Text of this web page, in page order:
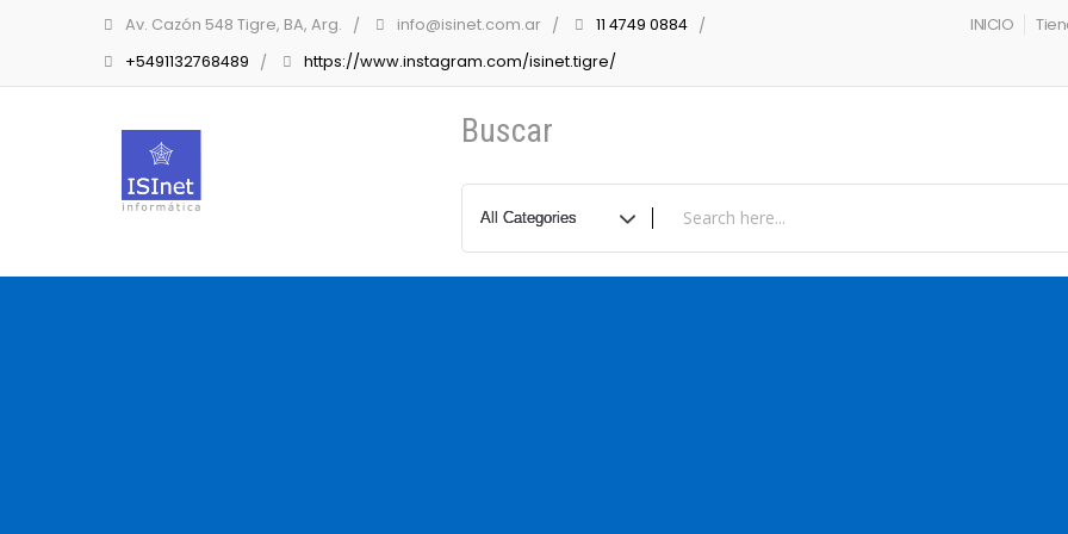
Av. Cazón 548 Tigre, BA, Arg. info@isinet.com.ar
11 4749 0884
+5491132768489
https://www.instagram.com/isinet.tigre/
INICIO
Buscar